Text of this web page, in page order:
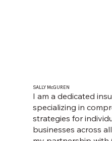
SALLY McGUREN
I am a dedicated
specializing in
strategies for
businesses across